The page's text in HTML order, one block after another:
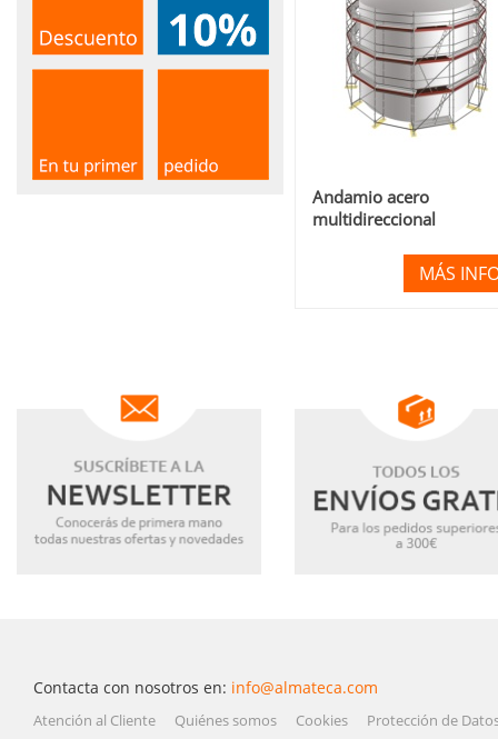
Andamio acero
multidireccional
MÁS
Contacta con nosotros en: info@almateca.com
Atención al Cliente Quiénes somos Cookies
Protección de